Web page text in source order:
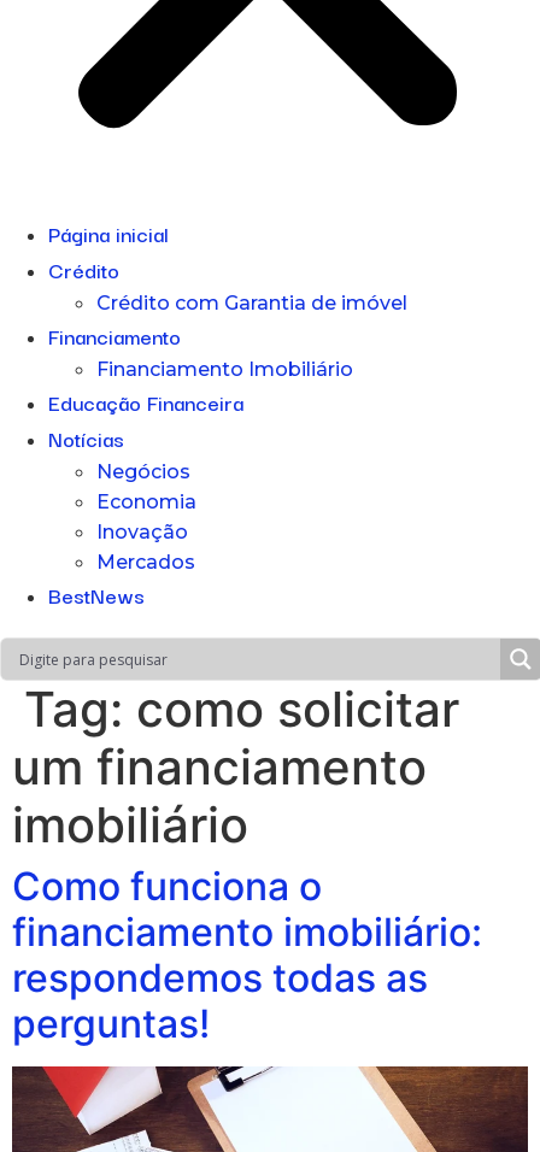
Página inicial
Crédito
Crédito com Garantia de imóvel
Financiamento
Financiamento Imobiliário
Educação Financeira
Notícias
Negócios
Economia
Inovação
Mercados
BestNews
Tag: como solicitar
um financiamento
imobiliário
Como funciona o
financiamento imobiliário:
respondemos todas as
perguntas!